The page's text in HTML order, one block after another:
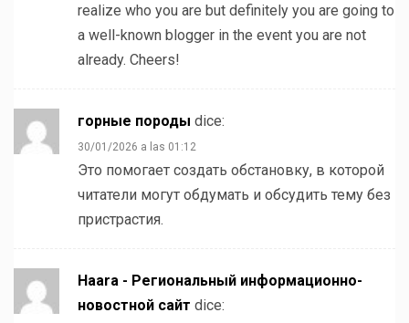
realize who you are but definitely you are going to
a well-known blogger in the event you are not
already. Cheers!
горные породы dice:
30/01/2026 a las 01:12
Это помогает создать обстановку, в которой
читатели могут обдумать и обсудить тему без
пристрастия.
Haara - Региональный информационно-
новостной сайт dice: